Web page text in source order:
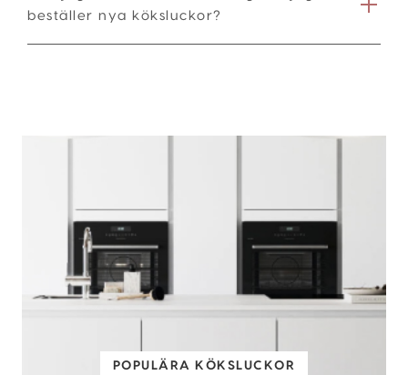
beställer nya köksluckor?
POPULÄRA KÖKSLUCKOR